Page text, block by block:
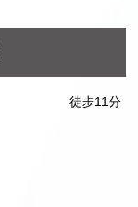
徒歩11分